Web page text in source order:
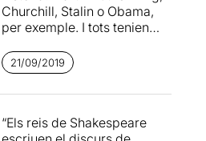
Churchill, Stalin o Obama,
per exemple. I tots tenien
capacitat d’escriure i dir
aquelles paraules que
marcarien un abans i un
algú sap escriure discursos
21/09/2019
“Els reis de Shakespeare